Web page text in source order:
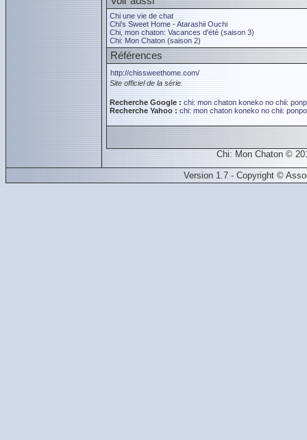
Chi une vie de chat
Chi's Sweet Home - Atarashii Ouchi
Chi, mon chaton: Vacances d'été (saison 3)
Chi: Mon Chaton (saison 2)
Références
http://chissweethome.com/
Site officiel de la série.
Recherche Google : chi: mon chaton koneko no chii:
Recherche Yahoo : chi: mon chaton koneko no chii:
Chi: Mon Chaton ©
Version 1.7 - Copyright ©